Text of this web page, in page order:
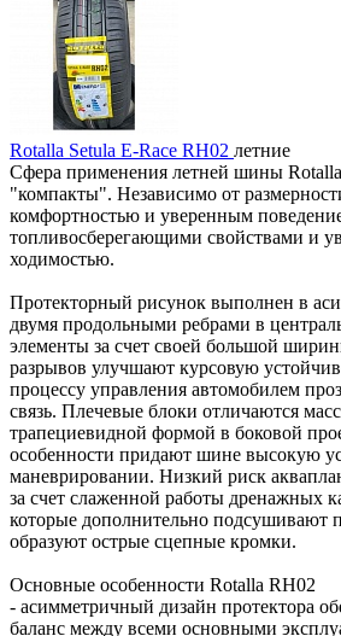
Rotalla Setula E-Race RH02 летние
Сфера применения летней шины
"компакты". Независимо от
комфортностью и уверенным
топливосберегающими свойствами и
ходимостью.
Протекторный рисунок выполнен в
двумя продольными ребрами в
элементы за счет своей большой
разрывов улучшают курсовую
процессу управления автомобилем
связь. Плечевые блоки отличаются
трапециевидной формой в боковой
особенности придают шине высокую
маневрировании. Низкий риск
за счет слаженной работы дренажных
которые дополнительно подсушивают
образуют острые сцепные кромки.
Основные особенности Rotalla RH02
- асимметричный дизайн протектора
баланс между всеми основными